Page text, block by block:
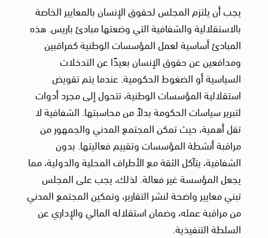
يجب أن يلتزم المجلس لحقوق الإنسان بالمعايير الخاصة
بالاستقلالية والشفافية التي وضعتها مبادئ باريس. هذه
المبادئ أساسية لعمل المؤسسات الوطنية كمراقبين
ومدافعين عن حقوق الإنسان بعيدًا عن التدخلات
السياسية أو الضغوط الحكومية. عندما يتم تقويض
استقلالية المؤسسات الوطنية، تتحول إلى مجرد أدوات
لتبرير سياسات الحكومة بدلاً من محاسبتها. الشفافية لا
تقل أهمية، حيث تمكن المجتمع المدني والجمهور من
مراقبة أنشطة المؤسسات وتقييم فعاليتها. بدون
الشفافية، يتآكل الثقة مع الأطراف المحلية والدولية، مما
يجعل المؤسسة غير فعالة. لذلك، يجب على المجلس
تبني معايير واضحة لنشر التقارير، وتمكين المجتمع المدني
من مراقبة عمله، وضمان استقلاله المالي والإداري عن
السلطة التنفيذية.